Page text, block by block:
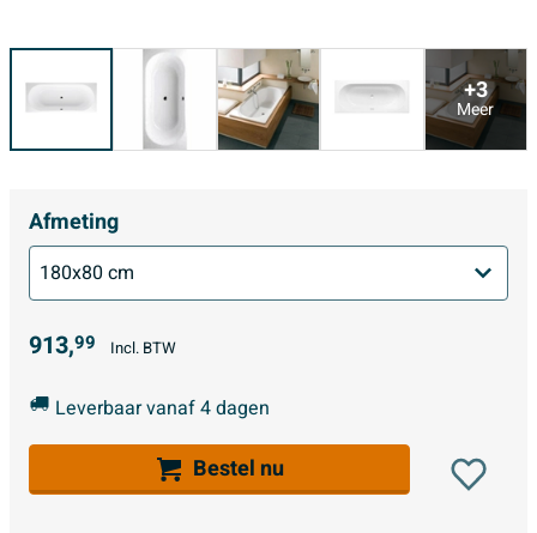
+3
Meer
Afmeting
913,99 Incl. BTW
Leverbaar vanaf 4 dagen
Bestel nu